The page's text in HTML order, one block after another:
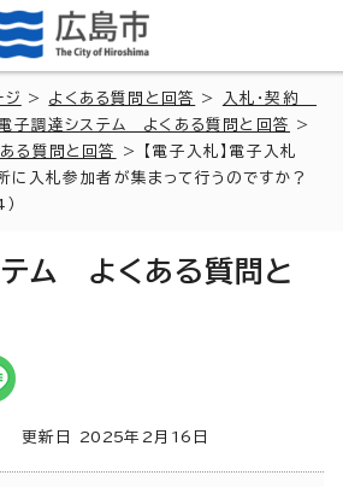
ジ > よくある質問と回答 >
入札・契約
子調達システム よくある質問と回答
>
る質問と回答
> 【電子入札】電子入札
に入札参加者が集まって行うのですか？
ム よくある質問と
新日 2025年2月 16 日